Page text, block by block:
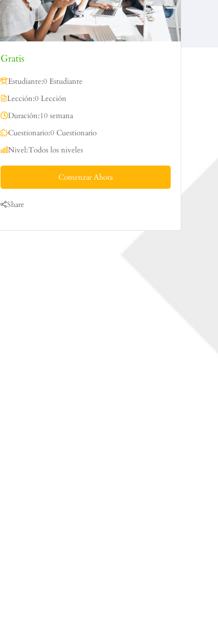
Gratis
Estudiante:0 Estudiante
Lección:0 Lección
Duración:10 semana
Cuestionario:0 Cuestionario
Nivel:Todos los niveles
Comenzar Ahora
Share